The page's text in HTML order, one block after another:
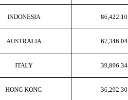
INDONESIA 86,422.10
AUSTRALIA 67,346.04
ITALY 39,896.34
HONG KONG 36,292.30